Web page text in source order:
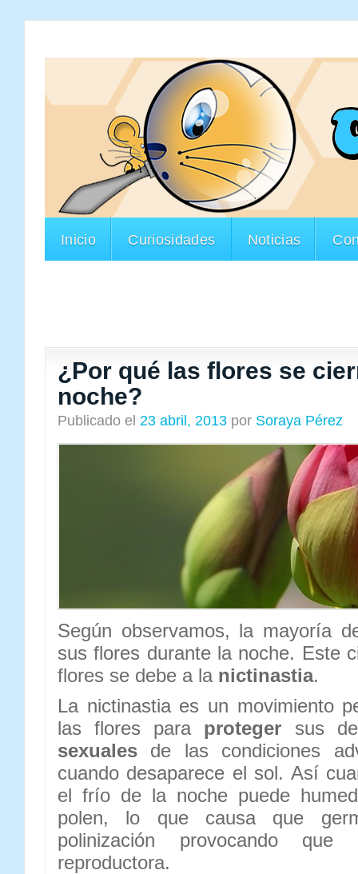
Inicio Curiosidades Noticias
¿Por qué las flores se
noche?
Publicado el 23 abril, 2013 por Soraya Pérez
Según observamos, la mayoría
sus flores durante la noche. Este
flores se debe a la nictinastia.
La nictinastia es un movimiento
las flores para proteger sus
sexuales de las condiciones
cuando desaparece el sol. Así
el frío de la noche puede
polen, lo que causa que
polinización provocando
reproductora.